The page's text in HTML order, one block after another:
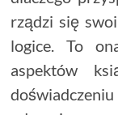
rządzi się
logice. To
aspektów